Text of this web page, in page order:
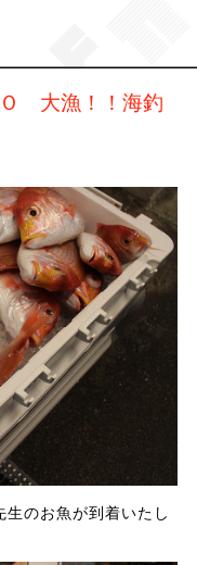
Ｏ 大漁！！海釣
のお魚が到着いたし